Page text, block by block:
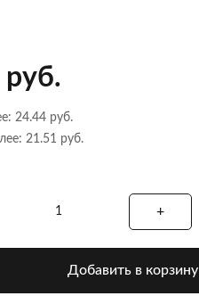
24.44 руб.
21.51 руб.
Добавить в корзину